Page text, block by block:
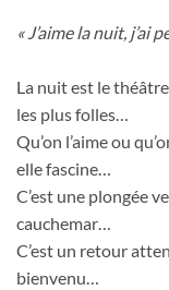
« J’aime la nuit, j’ai
La nuit est le
les plus folles…
Qu’on l’aime ou
elle fascine…
C’est une plongée
cauchemar…
C’est un retour
bienvenu…